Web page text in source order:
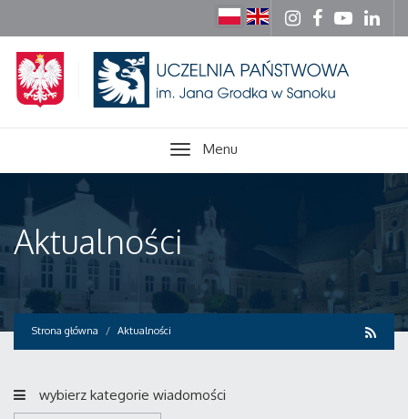
Menu
Aktualności
Strona główna Aktualności
wybierz kategorie wiadomości